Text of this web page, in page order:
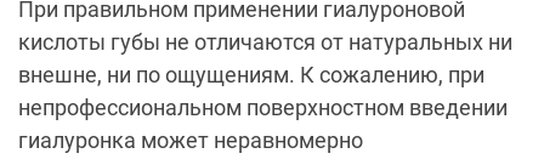
При правильном применении гиалуроновой
кислоты губы не отличаются от натуральных ни
внешне, ни по ощущениям. К сожалению, при
непрофессиональном поверхностном введении
гиалуронка может неравномерно